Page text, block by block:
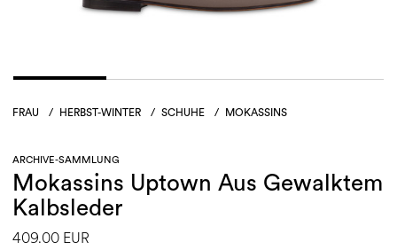
FRAU / HERBST-WINTER / SCHUHE / MOKASSINS
ARCHIVE-SAMMLUNG
Mokassins Uptown Aus Gewalktem
Kalbsleder
409.00 EUR